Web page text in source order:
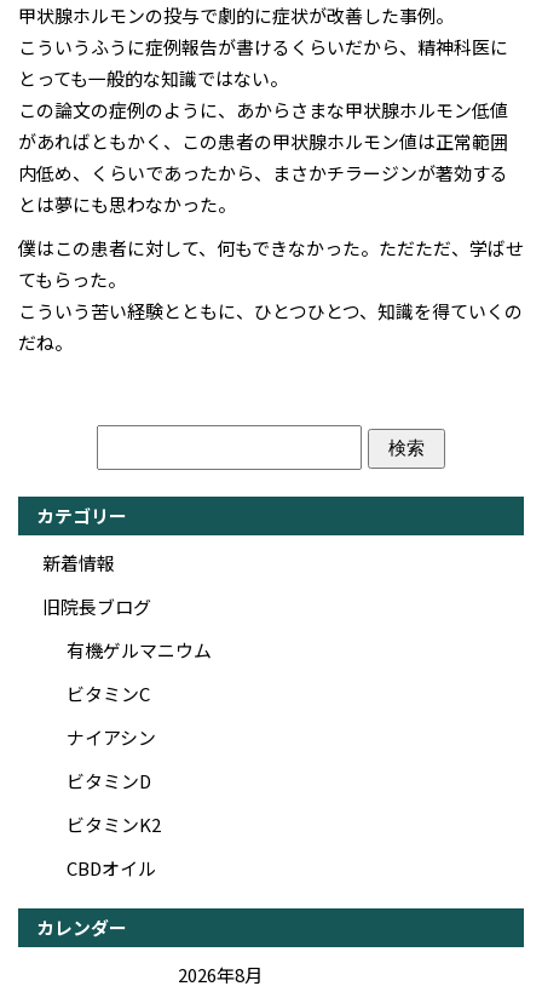
甲状腺ホルモンの投与で劇的に症状が改善した事例。
こういうふうに症例報告が書けるくらいだから、精神科医に
とっても一般的な知識ではない。
この論文の症例のように、あからさまな甲状腺ホルモン低値
があればともかく、この患者の甲状腺ホルモン値は正常範囲
内低め、くらいであったから、まさかチラージンが著効する
とは夢にも思わなかった。
僕はこの患者に対して、何もできなかった。ただただ、学ばせ
てもらった。
こういう苦い経験とともに、ひとつひとつ、知識を得ていくの
だね。
カテゴリー
新着情報
旧院長ブログ
有機ゲルマニウム
ビタミンC
ナイアシン
ビタミンD
ビタミンK2
CBDオイル
カレンダー
2026年8月